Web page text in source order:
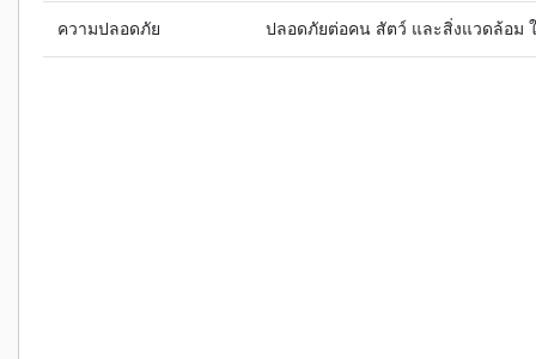
ความปลอดภัย ปลอดภัยต่อคน สัตว์ และสิ่งแวดล้อม